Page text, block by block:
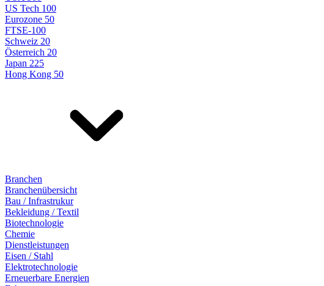
US Tech 100
Eurozone 50
FTSE-100
Schweiz 20
Österreich 20
Japan 225
Hong Kong 50
Branchen
Branchenübersicht
Bau / Infrastrukur
Bekleidung / Textil
Biotechnologie
Chemie
Dienstleistungen
Eisen / Stahl
Elektrotechnologie
Erneuerbare Energien